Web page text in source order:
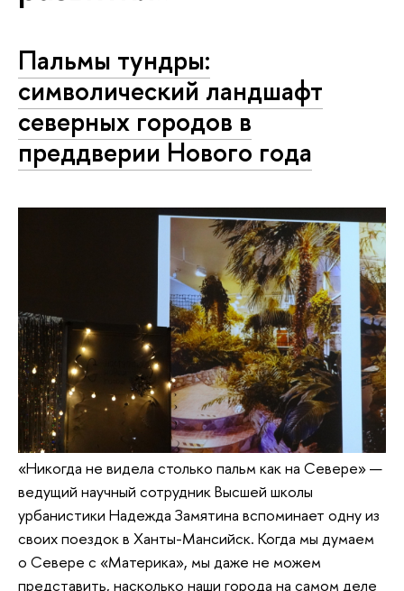
Пальмы тундры:
символический ландшафт
северных городов в
преддверии Нового года
«Никогда не видела столько пальм как на Севере» —
ведущий научный сотрудник Высшей школы
урбанистики Надежда Замятина вспоминает одну из
своих поездок в Ханты-Мансийск. Когда мы думаем
о Севере с «Материка», мы даже не можем
представить, насколько наши города на самом деле